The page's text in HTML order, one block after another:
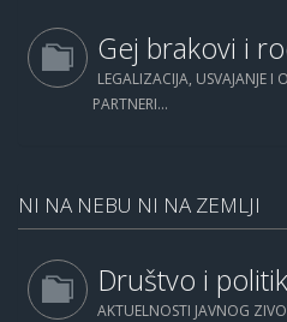
Gej brakovi i
LEGALIZACIJA, USVAJANJE I
PARTNERI...
NI NA NEBU NI NA ZEMLJI
Društvo i
AKTUELNOSTI JAVNOG